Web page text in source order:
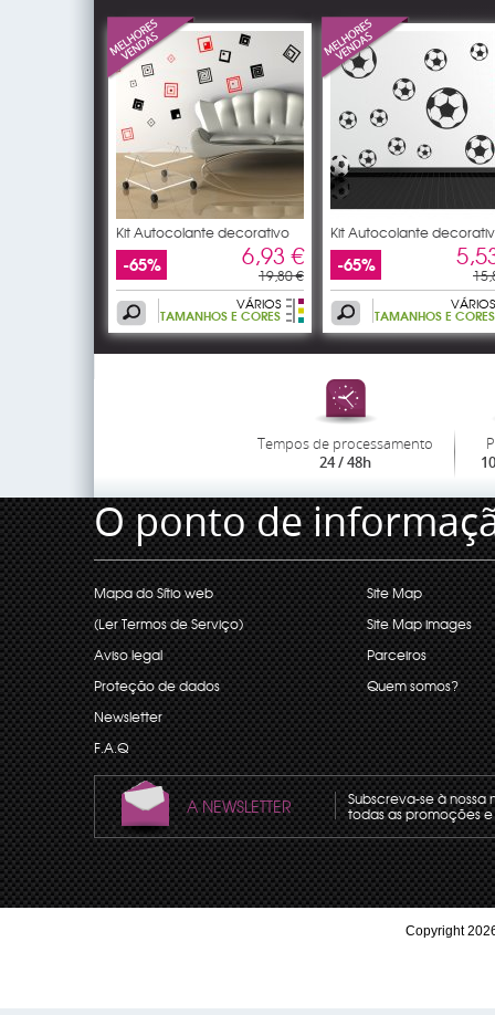
Kit Autocolante decorativo
11
-65% 6,93 €
19,80 €
VÁRIOS
TAMANHOS E CORES
Kit Autocolante
12
-65%
VÁRIOS
TAMANHOS E CORES
Tempos de processamento
24 / 48h
O ponto de
Mapa do Sítio web
(Ler Termos de Serviço)
Aviso legal
Proteção de dados
Newsletter
F.A.Q
Site Map
Site Map images
Parceiros
Quem somos?
A NEWSLETTER Subscreva-se à
todas as promoções
Copyright